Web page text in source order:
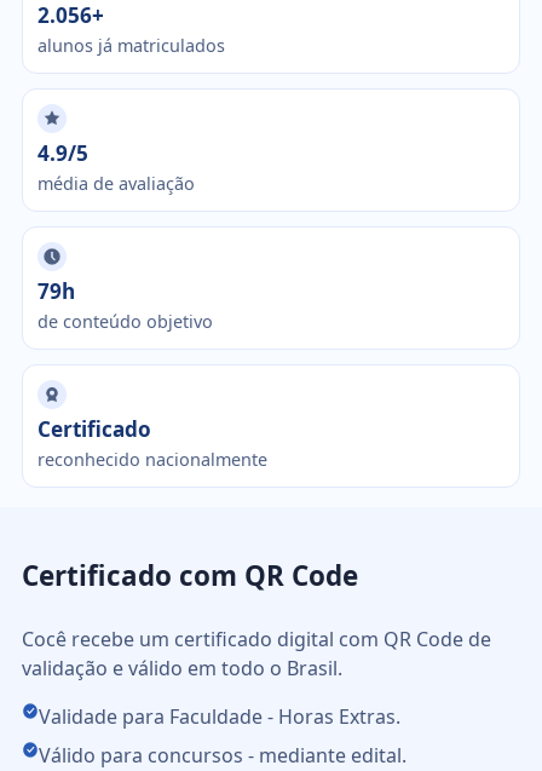
2.056+
alunos já matriculados
4.9/5
média de avaliação
79h
de conteúdo objetivo
Certificado
reconhecido nacionalmente
Certificado com QR Code
Cocê recebe um certificado digital com QR Code de
validação e válido em todo o Brasil.
Validade para Faculdade - Horas Extras.
Válido para concursos - mediante edital.